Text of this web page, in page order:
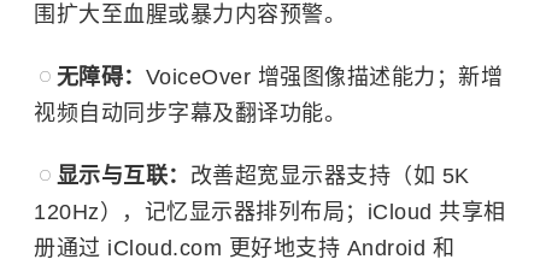
围扩大至血腥或暴力内容预警。
无障碍： VoiceOver 增强图像描述能力；新增
视频自动同步字幕及翻译功能。
显示与互联： 改善超宽显示器支持（如 5K
120Hz），记忆显示器排列布局；iCloud 共享相
册通过 iCloud.com 更好地支持 Android 和